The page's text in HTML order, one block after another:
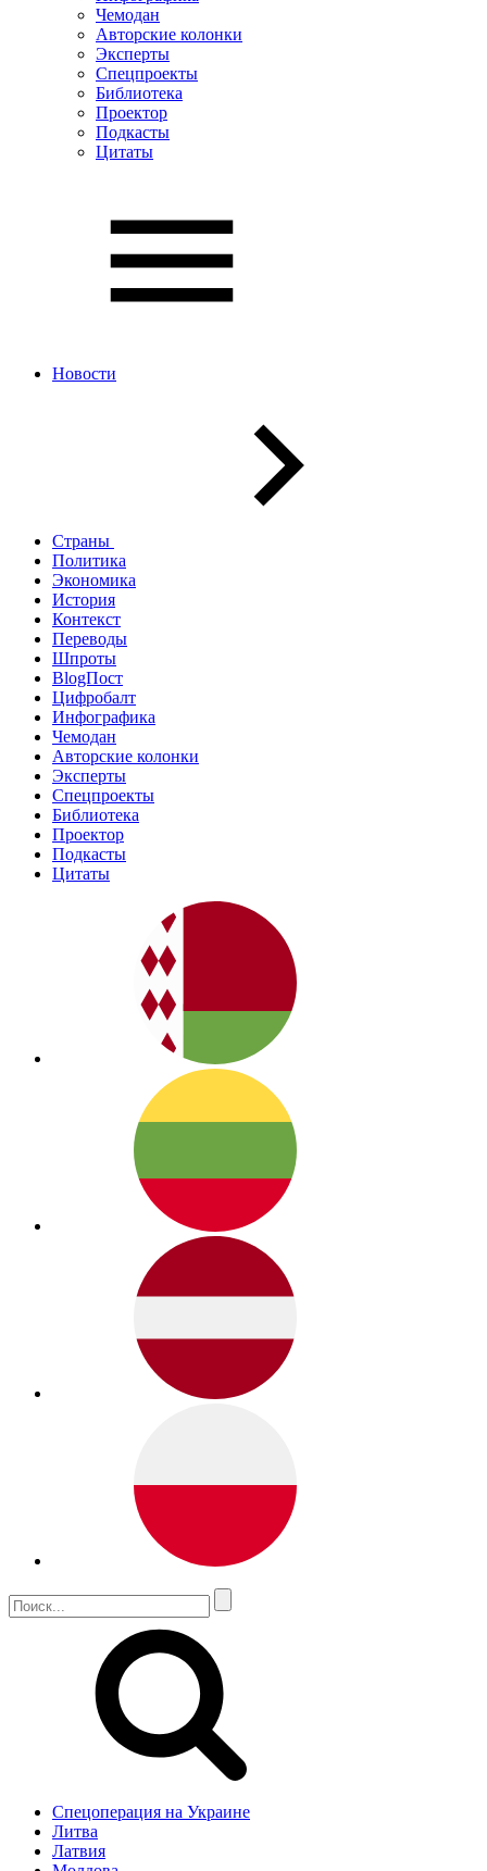
Чемодан
Авторские колонки
Эксперты
Спецпроекты
Библиотека
Проектор
Подкасты
Цитаты
Новости
Страны
Политика
Экономика
История
Контекст
Переводы
Шпроты
BlogПост
Цифробалт
Инфографика
Чемодан
Авторские колонки
Эксперты
Спецпроекты
Библиотека
Проектор
Подкасты
Цитаты
Спецоперация на Украине
Литва
Латвия